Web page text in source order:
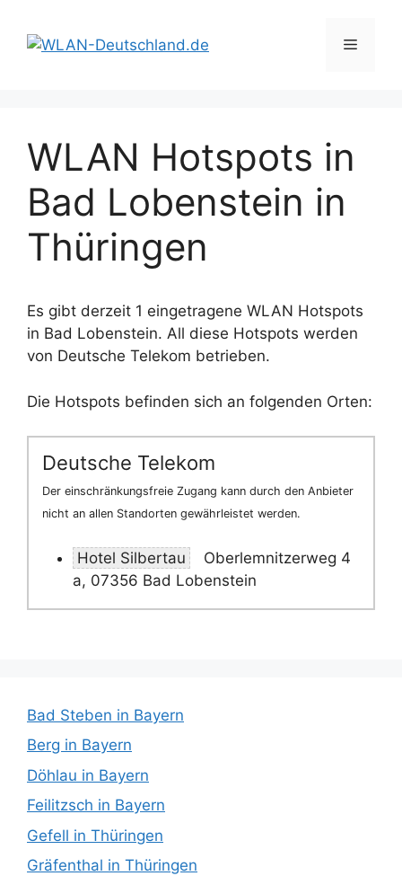
Inhalt
springen
Menü
WLAN Hotspots in
Bad Lobenstein in
Thüringen
Es gibt derzeit 1 eingetragene WLAN Hotspots
in Bad Lobenstein. All diese Hotspots werden
von Deutsche Telekom betrieben.
Die Hotspots befinden sich an folgenden Orten:
Deutsche Telekom
Der einschränkungsfreie Zugang kann durch den Anbieter
nicht an allen Standorten gewährleistet werden.
Hotel Silbertau
Oberlemnitzerweg 4
a, 07356 Bad Lobenstein
Bad Steben in Bayern
Berg in Bayern
Döhlau in Bayern
Feilitzsch in Bayern
Gefell in Thüringen
Gräfenthal in Thüringen